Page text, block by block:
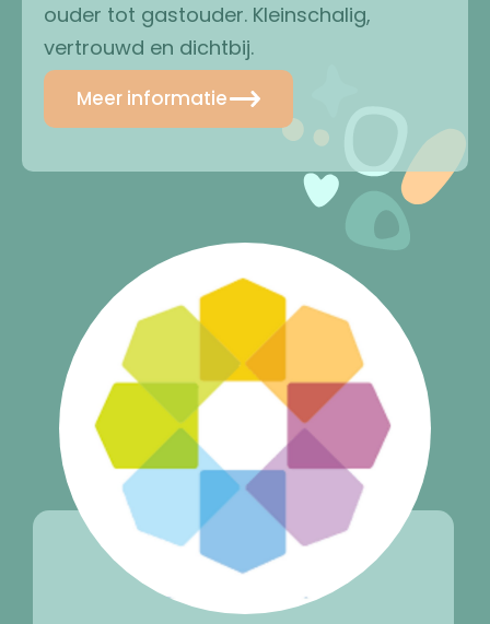
ouder tot gastouder. Kleinschalig,
vertrouwd en dichtbij.
Meer informatie